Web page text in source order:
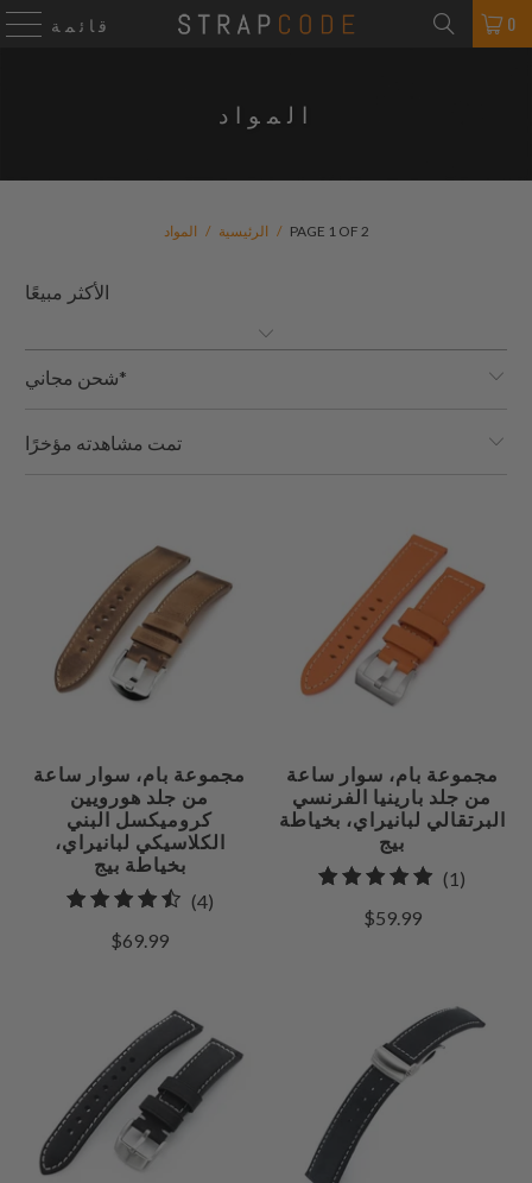
قائمة 0
المواد
الرئيسية / المواد / PAGE 1 OF 2
شحن مجاني*
تمت مشاهدته مؤخرًا
مجموعة بام، سوار ساعة
من جلد هورويين
كروميكسل البني
الكلاسيكي لبانيراي،
بخياطة بيج
(4)4
$69.99
مجموعة بام، سوار ساعة
من جلد بارينيا الفرنسي
البرتقالي لبانيراي، بخياطة
بيج
(1)
$59.99